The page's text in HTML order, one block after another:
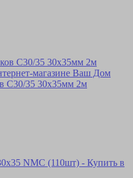
C30/35 30х35мм 2м